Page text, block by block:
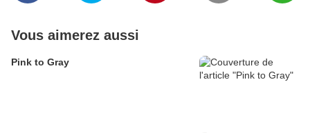
Vous aimerez aussi
Pink to Gray